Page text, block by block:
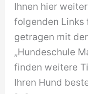
Ihnen hier
folgenden Links
getragen mit
„Hundeschule
finden weitere
Ihren Hund